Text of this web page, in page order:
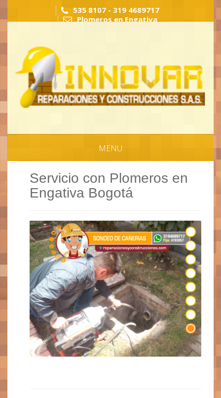
535 8107 - 319 4689717
Plomeros en Engativa
MENU
Servicio con Plomeros en
Engativa Bogotá